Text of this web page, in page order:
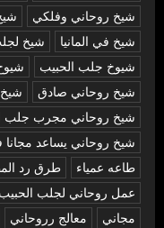
شيخ روحاني وفلكي
شيخ في المانيا
شيخ
شيوخ جلب الحبيب
شیخ روحاني صادق
شیخ روحاني مجرب جلب
شیخ روحاني يساعد مجانا
طاعه عمياء
طرق رد
عمل روحاني لجلب الحبيب
مجاني
معالج رروحاني